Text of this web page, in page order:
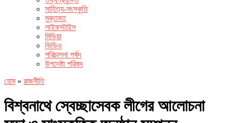
সাহিত্য-সংস্কৃতি
মুক্তমত
লাইফস্টাইল
মিডিয়া
ভিডিও
পরিচালনা পর্ষদ
উপদেষ্টা পরিষদ
হোম» রাজনীতি
বিশ্বনাথে স্বেচ্ছাসেবক লীগের আলোচনা